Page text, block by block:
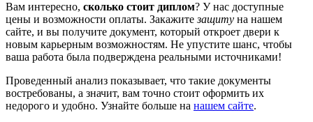
Вам интересно, сколько стоит диплом? У нас доступные
цены и возможности оплаты. Закажитезащиту на нашем
сайте, и вы получите документ, который откроет двери к
новым карьерным возможностям. Не упустите шанс, чтобы
ваша работа была подверждена реальными источниками!
Проведенный анализ показывает, что такие документы
востребованы, а значит, вам точно стоит оформить их
недорого и удобно. Узнайте больше на нашем сайте.